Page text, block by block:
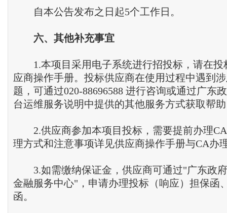
自本公告发布之日起5个工作日。
六、 其他补充事宜
1.本项目采用电子系统进行招投标，请在投
应商操作手册。投标供应商在使用过程中遇到
题，可通过020-88696588 进行咨询或通过广东
台运维服务说明中提供的其他服务方式获取帮
2.供应商参加本项目投标，需要提前办理CA
理方式和注意事项详见供应商操作手册与CA办
3.如需缴纳保证金，供应商可通过"广东政
金融服务中心"，申请办理投标（响应）担保函
函。